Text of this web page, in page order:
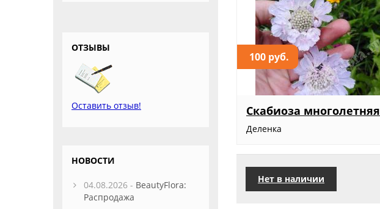
100 руб.
Скабиоза многолетняя
Деленка
Нет в наличии
ОТЗЫВЫ
Оставить отзыв!
НОВОСТИ
04.08.2026 - BeautyFlora:
Распродажа